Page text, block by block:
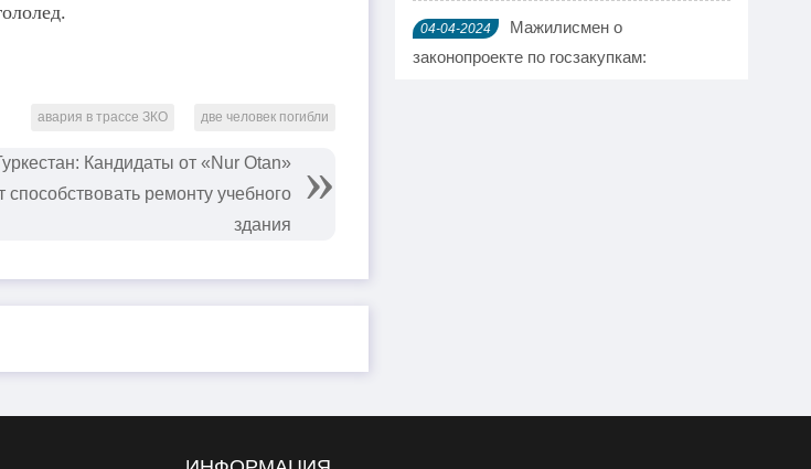
авария в трассе ЗКО две человек погибли
Кандидаты от «Nur Otan»
способствовать ремонту учебного
здания
04-04-2024
Мажилисмен о
законопроекте по госзакупкам:
21-03-2024
Токаев поздравил